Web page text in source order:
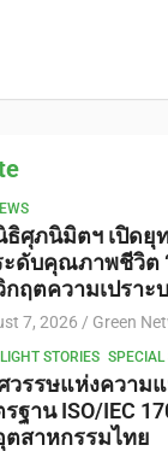
ธิศุภนิมิตฯ เปิดยุ
ดับคุณภาพชีวิต
ฤตความเปราะ
7, 2026 Green
STORIES SPECIAL
วรรษแห่งความ
ฐาน ISO/IEC
ตสาหกรรมไทย